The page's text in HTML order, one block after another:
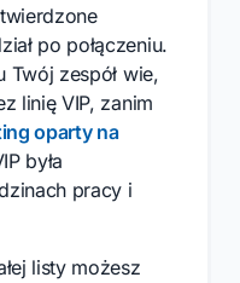
po połączeniu.
Twój zespół wie,
linię VIP, zanim
oparty na
była
pracy i
listy możesz